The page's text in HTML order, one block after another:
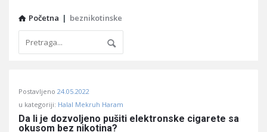
Početna | beznikotinske
Učene
Postavljeno 24.05.2022
u kategoriji: Halal Mekruh Haram
Da li je dozvoljeno pušiti elektronske cigarete sa
okusom bez nikotina?